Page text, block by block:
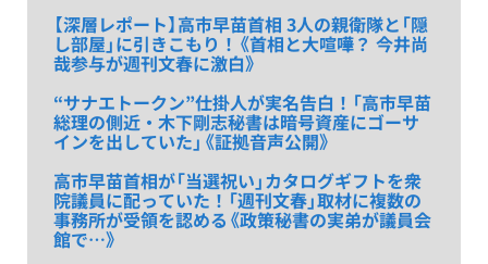
【深層レポート】高市早苗首相 3人の親衛隊と「隠
し部屋」に引きこもり！《首相と大喧嘩？ 今井尚
哉参与が週刊文春に激白》
“サナエトークン”仕掛人が実名告白！「高市早苗
総理の側近・木下剛志秘書は暗号資産にゴーサ
インを出していた」《証拠音声公開》
高市早苗首相が「当選祝い」カタログギフトを衆
院議員に配っていた！「週刊文春」取材に複数の
事務所が受領を認める《政策秘書の実弟が議員会
館で…》